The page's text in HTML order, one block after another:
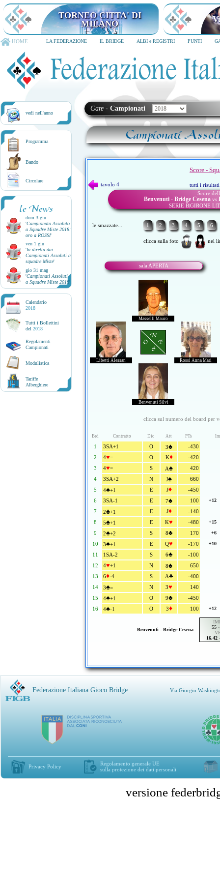
TORNEO CITTA' DI MILANO
6-8 dicembre 2026
HOME LA FEDERAZIONE IL BRIDGE ALBI e REGISTRI PUNTI
vedi nell'anno
Programma
Bando
Circolare
le News
dom 3 giu
'Campionato Assoluto
a Squadre Miste 2018:
oro a ROSSI'
ven 1 giu
'In diretta dai
Campionati Assoluti a
squadre Miste'
gio 31 mag
'Campionati Assoluti
a Squadre Miste 2018'
Calendario
2018
Tutti i Bollettini
del 2018
Regolamenti
Campionati
Modulistica
Tariffe
Alberghiere
Gare - Campionati
Campionati
Score -
tavolo 4
tutti i
Score
Benvenuti - Bridge Cesenavs
SERIE B|GIRONE
le smazzate... 1 2 3 4 5 6
clicca sulla foto nel
sala APERTA
Masselli Mauro
Libetti Alessan
N
O E
S
Rossi Anna Mari
Benvenuti Silvi
clicca sul numero del board per
Brd Contratto Dic Att PTs
1 3SA+1 O 3♠
-430
2
4♥= O K♦
-420
3
4♥= S A♠
420
4
3SA+2 N J♠
660
5
4♠+1 E J♦
-450
6
3SA-1 E 7♠ 100 +12
7 2♠+1 E J♦
-140
8
5♠+1 E K♥ -480 +15
9 2♠+2 S 8♣ 170 +6
10 3♠+1 E Q♥ -170 +10
11 1SA-2 S 6♣
-100
12
4♥+1 N 8♠
650
13
6♦-4 S A♣
-400
14
3♠= N 3♥
140
15
4♠+1 O 9♣
-450
16
4♠-1 O 3♦ 100 +12
Benvenuti - Bridge Cesena
55
16.42
Federazione Italiana Gioco Bridge Via Giorgio
Privacy Policy
Regolamento generale UE
sulla protezione dei dati personali
versione